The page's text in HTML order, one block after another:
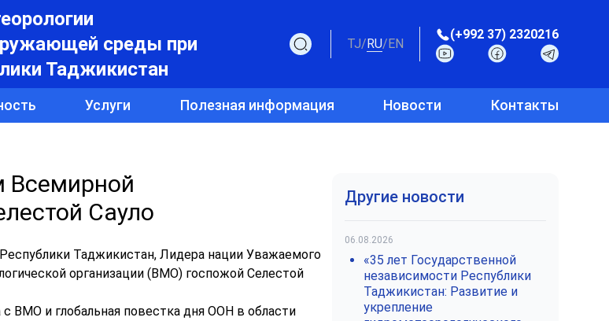
среды при
Таджикистан
TJ/RU/EN
(+992 37) 2320216
Услуги Полезная информация Новости Контакты
Всемирной
Сауло
Таджикистан, Лидера нации Уважаемого
организации (ВМО) госпожой Селестой
ВМО и глобальная повестка дня ООН в области
Другие новости
06.08.2026
«35 лет Государственной
независимости Республики
Таджикистан: Развитие и
укрепление